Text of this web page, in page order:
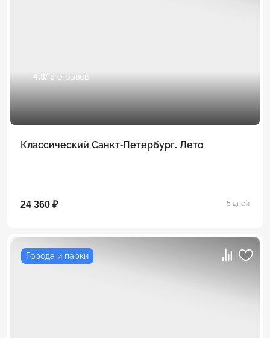
4.8/ 5 отзывов
Классический Санкт-Петербург. Лето
24 360 ₽ 5 дней
Города и парки